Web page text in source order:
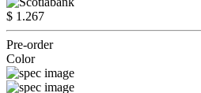
$ 1.267
Pre-order
Color